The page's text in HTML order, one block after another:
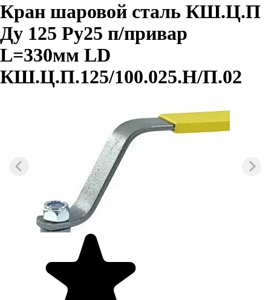
Кран шаровой сталь КШ.Ц.П
Ду 125 Ру25 п/привар
L=330мм LD
КШ.Ц.П.125/100.025.Н/П.02